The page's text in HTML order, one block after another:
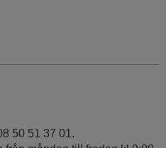
50 51 37 01.